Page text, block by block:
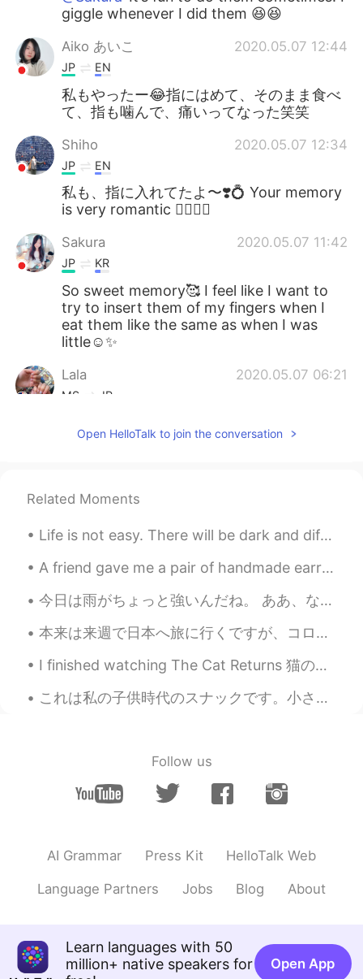
giggle whenever I did them 😆😆
Aiko あいこ 2020.05.07 12:44
JP EN
私もやったー😂指にはめて、そのまま食べ
て、指も噛んで、痛いってなった笑笑
Shiho 2020.05.07 12:34
JP EN
私も、指に入れてたよ〜❣️💍 Your memory
is very romantic 👩‍❤️‍💋‍👨
Sakura 2020.05.07 11:42
JP KR
So sweet memory🥰 I feel like I want to
try to insert them of my fingers when I
eat them like the same as when I was
little☺️✨
Lala 2020.05.07 06:21
MS JP
@Haruka It’s very entertaining to do
MS JP
@Nana 菜々ありがとうございます！🌸 そ
す。😍😍
Lala 2020.05.07 06:14
MS
@akira 明
ありがとうございます！🌸 本
Misa 2020.05.07 03:57
懐かしい！私も同じことを子供の時にして
Haruka 2020.05.07 00:20
JP EN
Open HelloTalk to join the conversation
Related Moments
Life is not easy. There will be dark and difficult days ahead. But you must stay strong and keep ...
A friend gave me a pair of handmade earrings and a choker today ☺️ its really cute! How was your ...
今日は雨がちょっと強いんだね。 ああ、なんて日なの、傘を忘れるために。 It seems to be raining heavily today. What a day to forget t...
本来は来週で日本へ旅に行くですが、コロナのせいでキャンセルしたので凄く残念です またこの目で色んな景色を見て、沢山の人に会って、色んな事を経験して、皆の文化に触れるのは楽しいです 何度でも行...
I finished watching The Cat Returns 猫の恩返しを見終わった！ I watched them a few times already, but I still...
これは私の子供時代のスナックです。小さい頃、食べた後私はすべての指は挿入してが好きでした。指にぴったりフィットって、時々私は指輪想像するのようでした。そしてあの時、大きくなったら、王子を結婚した...
Follow us
AI Grammar Press Kit HelloTalk Web
Language Partners Jobs Blog About
Learn languages with 50
million+ native speakers for
Open App